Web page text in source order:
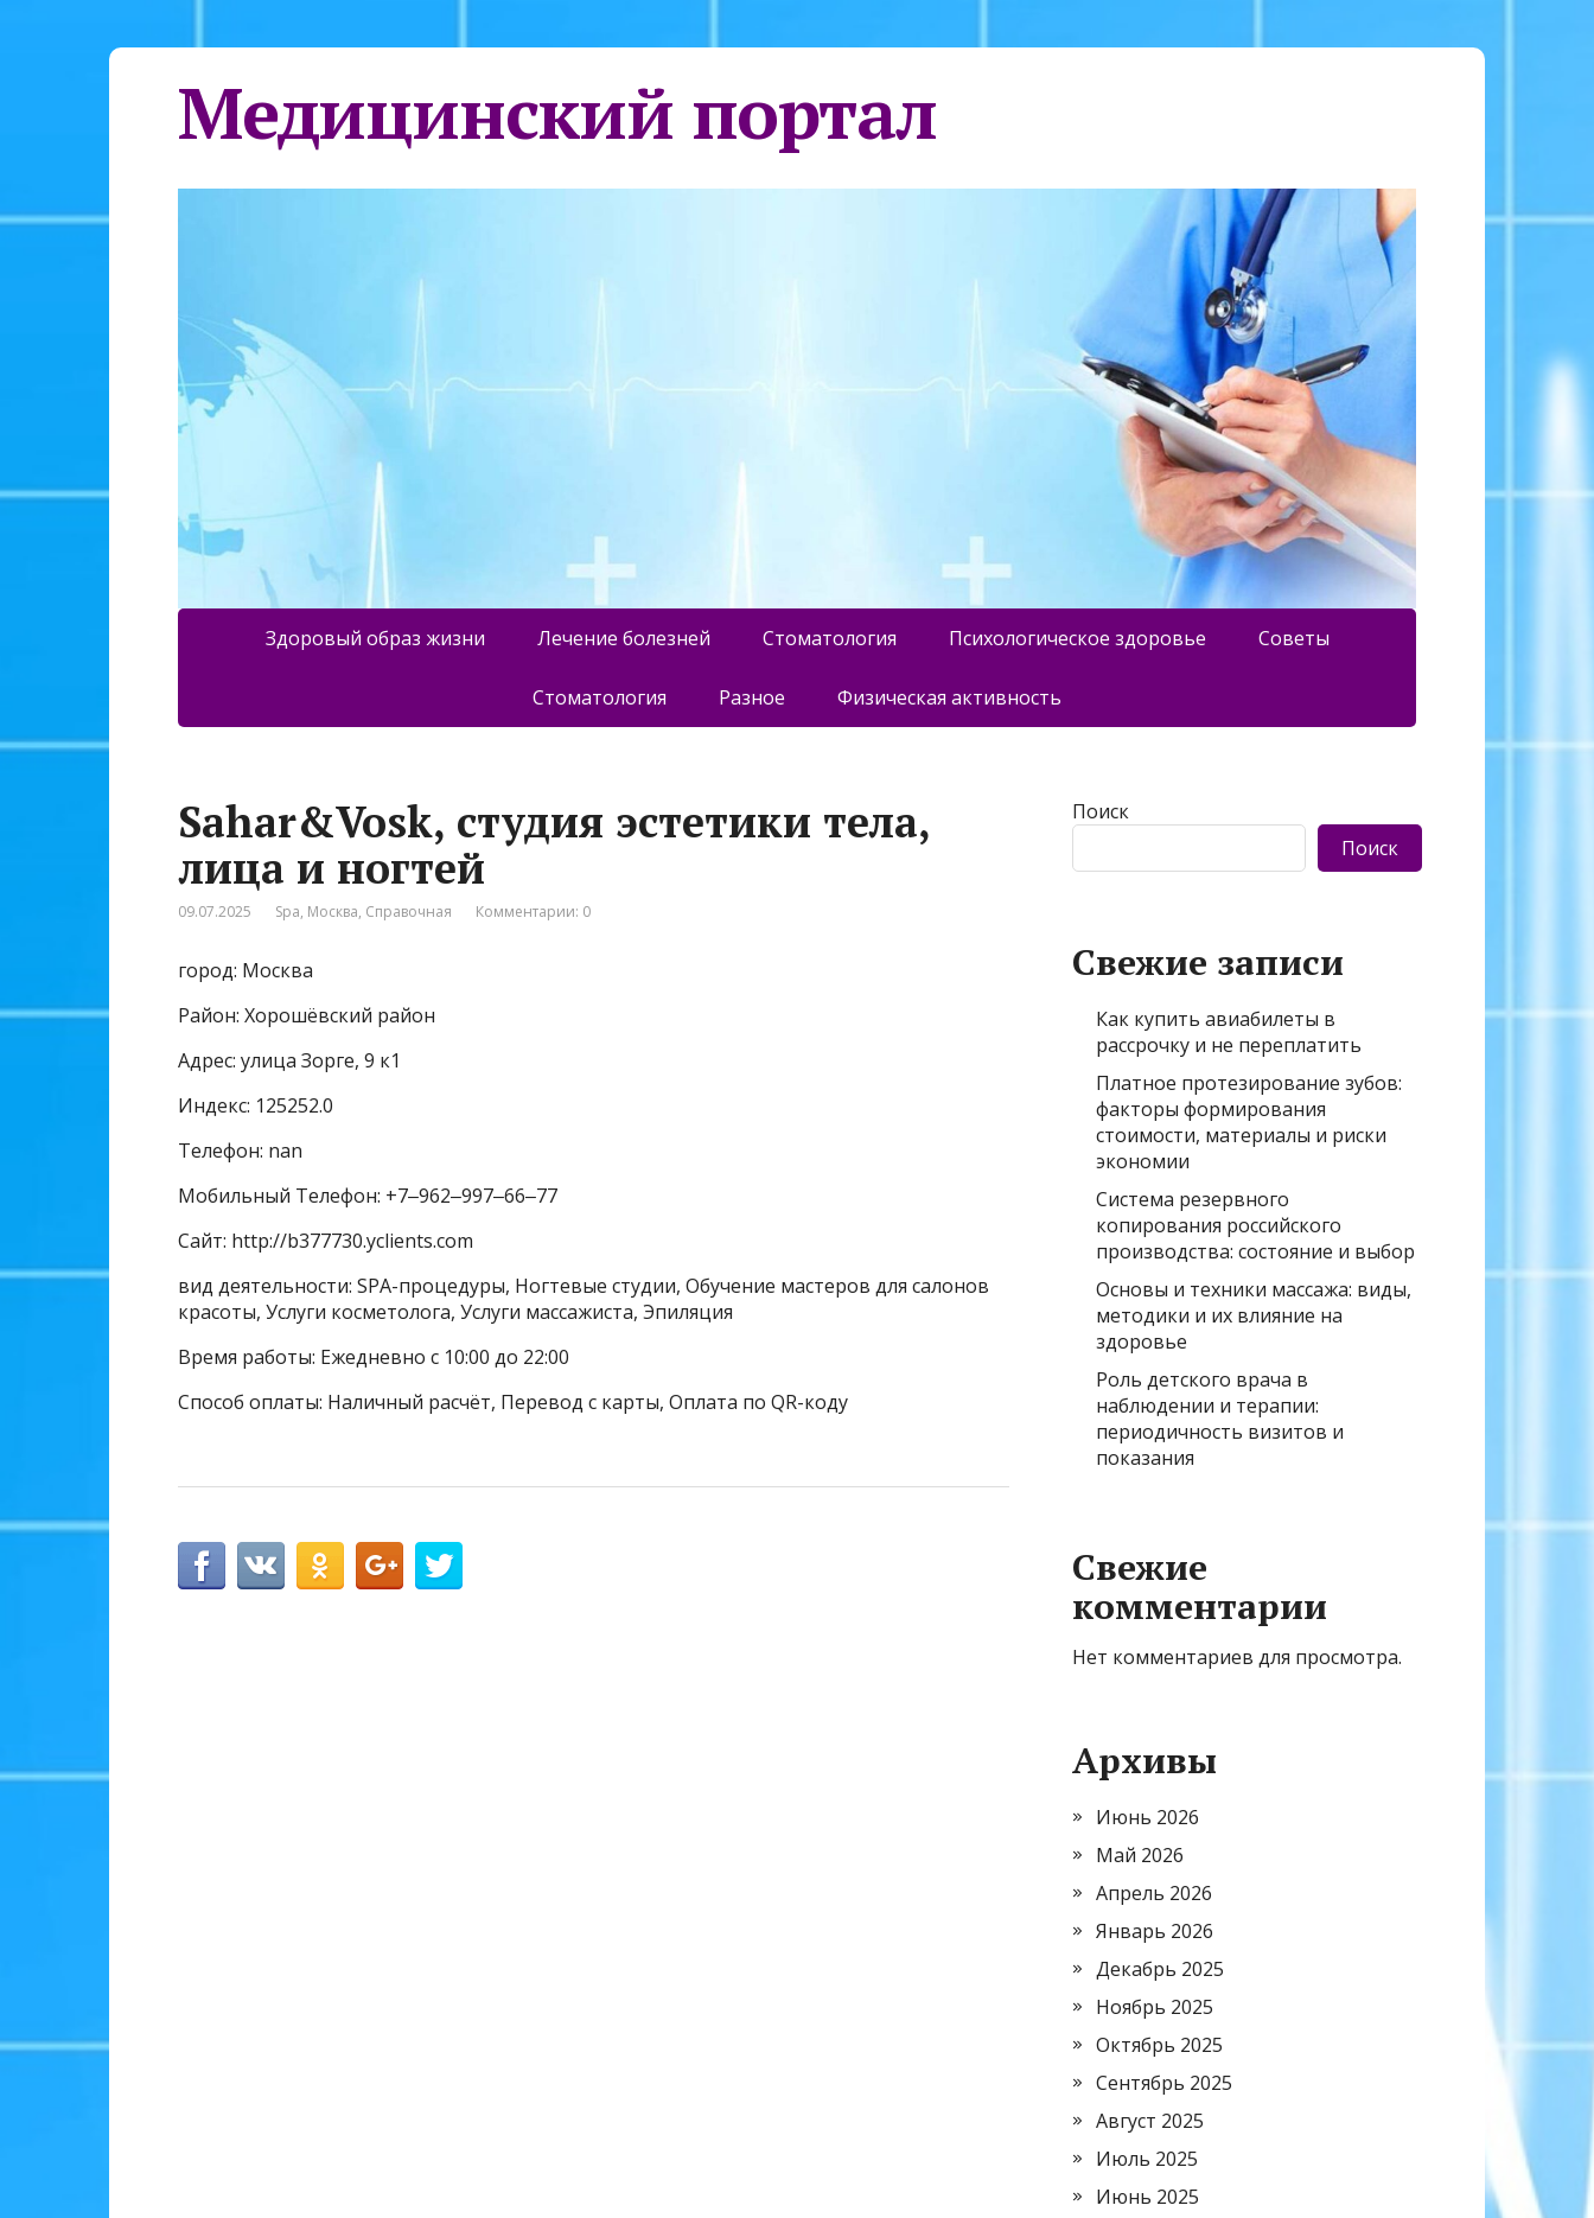
Медицинский портал
Здоровый образ жизни Лечение болезней Стоматология Психологическое здоровье Советы
Стоматология Разное Физическая активность
Sahar&Vosk, студия эстетики тела,
лица и ногтей
09.07.2025 Spa, Москва, Справочная Комментарии: 0
город: Москва
Район: Хорошёвский район
Адрес: улица Зорге, 9 к1
Индекс: 125252.0
Телефон: nan
Мобильный Телефон: +7‒962‒997‒66‒77
Сайт: http://b377730.yclients.com
вид деятельности: SPA-процедуры, Ногтевые студии, Обучение мастеров для салонов
красоты, Услуги косметолога, Услуги массажиста, Эпиляция
Время работы: Ежедневно с 10:00 до 22:00
Способ оплаты: Наличный расчёт, Перевод с карты, Оплата по QR-коду
Поиск
Поиск
Свежие записи
Как купить авиабилеты в
рассрочку и не переплатить
Платное протезирование зубов:
факторы формирования
стоимости, материалы и риски
экономии
Система резервного
копирования российского
производства: состояние и выбор
Основы и техники массажа: виды,
методики и их влияние на
здоровье
Роль детского врача в
наблюдении и терапии:
периодичность визитов и
показания
Свежие
комментарии
Нет комментариев для просмотра.
Архивы
Июнь 2026
Май 2026
Апрель 2026
Январь 2026
Декабрь 2025
Ноябрь 2025
Октябрь 2025
Сентябрь 2025
Август 2025
Июль 2025
Июнь 2025